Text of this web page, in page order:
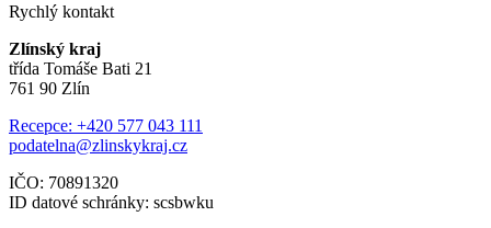
Rychlý kontakt
Zlínský kraj
třída Tomáše Bati 21
761 90 Zlín
Recepce: +420 577 043 111
podatelna@zlinskykraj.cz
IČO: 70891320
ID datové schránky: scsbwku